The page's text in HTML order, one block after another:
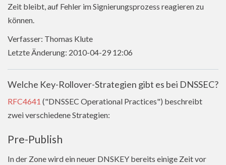
Zeit bleibt, auf Fehler im Signierungsprozess reagieren zu
können.
Verfasser: Thomas Klute
Letzte Änderung: 2010-04-29 12:06
Welche Key-Rollover-Strategien gibt es bei DNSSEC?
RFC4641 ("DNSSEC Operational Practices") beschreibt
zwei verschiedene Strategien:
Pre-Publish
In der Zone wird ein neuer DNSKEY bereits einige Zeit vor